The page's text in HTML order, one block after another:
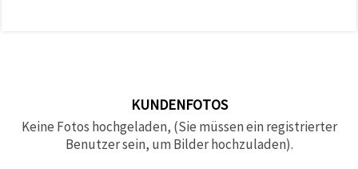
KUNDENFOTOS
Keine Fotos hochgeladen, (Sie müssen ein registrierter
Benutzer sein, um Bilder hochzuladen).